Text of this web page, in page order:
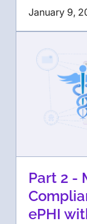
January 9,
Part 2 -
ePHI